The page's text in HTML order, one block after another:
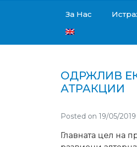
За Нас
ОДРЖЛИВ
АТРАКЦИИ
Posted on 19/05/2019
Главната цел на